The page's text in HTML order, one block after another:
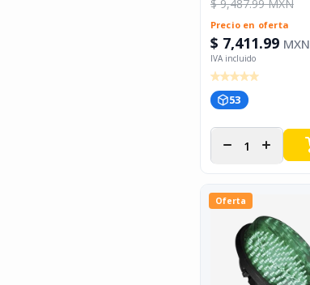
$ 9,487.99 MXN
Precio en oferta
$ 7,411.99 MXN
53
cantidad
Aumentar
cantidad
para
Oferta